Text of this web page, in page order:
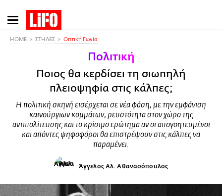
Παράκαμψη
προς
HOME ΣΤΗΛΕΣ Οπτική Γωνία
Πολιτική
Ποιος θα κερδίσει τη σιωπηλή
πλειοψηφία στις κάλπες;
Η πολιτική σκηνή εισέρχεται σε νέα φάση, με την εμφάνιση
καινούργιων κομμάτων, ρευστότητα στον χώρο της
αντιπολίτευσης και το κρίσιμο ερώτημα αν οι απογοητευμένοι
και απόντες ψηφοφόροι θα επιστρέψουν στις κάλπες να
παραμένει.
Άγγελος Αλ. Αθανασόπουλος